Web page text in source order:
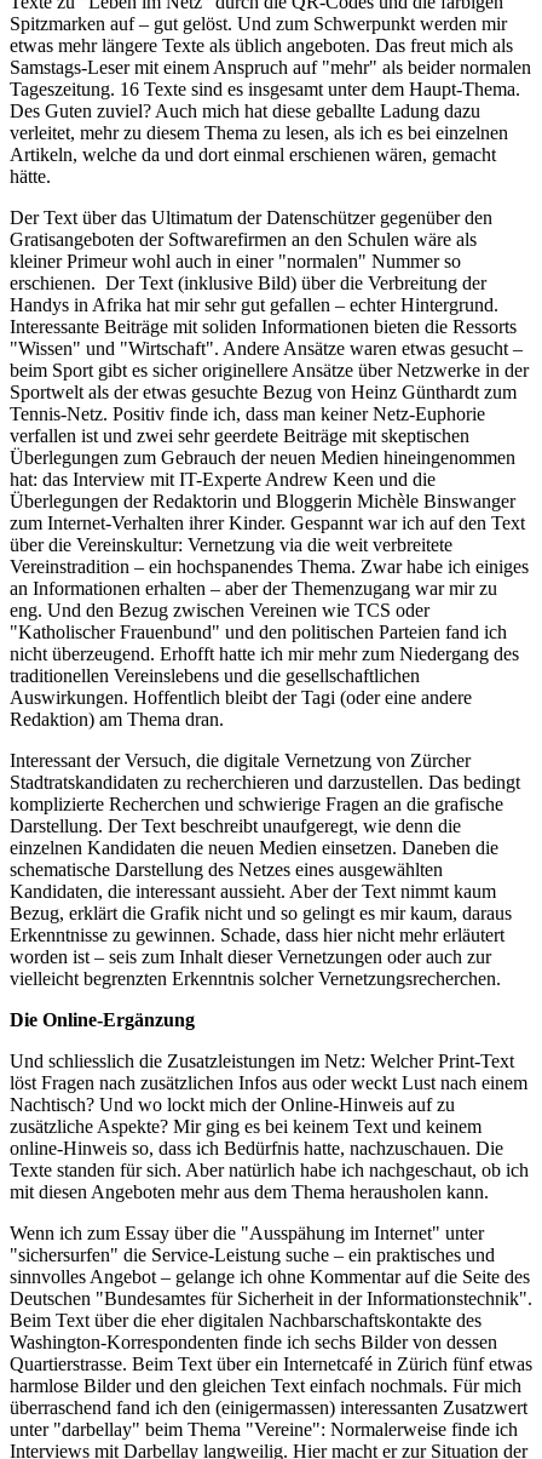
Spitzmarken auf – gut gelöst. Und zum Schwerpunkt werden mir
etwas mehr längere Texte als üblich angeboten. Das freut mich als
Samstags-Leser mit einem Anspruch auf "mehr" als beider normalen
Tageszeitung. 16 Texte sind es insgesamt unter dem Haupt-Thema.
Des Guten zuviel? Auch mich hat diese geballte Ladung dazu
verleitet, mehr zu diesem Thema zu lesen, als ich es bei einzelnen
Artikeln, welche da und dort einmal erschienen wären, gemacht
hätte.
Der Text über das Ultimatum der Datenschützer gegenüber den
Gratisangeboten der Softwarefirmen an den Schulen wäre als
kleiner Primeur wohl auch in einer "normalen" Nummer so
erschienen. Der Text (inklusive Bild) über die Verbreitung der
Handys in Afrika hat mir sehr gut gefallen – echter Hintergrund.
Interessante Beiträge mit soliden Informationen bieten die Ressorts
"Wissen" und "Wirtschaft". Andere Ansätze waren etwas gesucht –
beim Sport gibt es sicher originellere Ansätze über Netzwerke in der
Sportwelt als der etwas gesuchte Bezug von Heinz Günthardt zum
Tennis-Netz. Positiv finde ich, dass man keiner Netz-Euphorie
verfallen ist und zwei sehr geerdete Beiträge mit skeptischen
Überlegungen zum Gebrauch der neuen Medien hineingenommen
hat: das Interview mit IT-Experte Andrew Keen und die
Überlegungen der Redaktorin und Bloggerin Michèle Binswanger
zum Internet-Verhalten ihrer Kinder. Gespannt war ich auf den Text
über die Vereinskultur: Vernetzung via die weit verbreitete
Vereinstradition – ein hochspanendes Thema. Zwar habe ich einiges
an Informationen erhalten – aber der Themenzugang war mir zu
eng. Und den Bezug zwischen Vereinen wie TCS oder
"Katholischer Frauenbund" und den politischen Parteien fand ich
nicht überzeugend. Erhofft hatte ich mir mehr zum Niedergang des
traditionellen Vereinslebens und die gesellschaftlichen
Auswirkungen. Hoffentlich bleibt der Tagi (oder eine andere
Redaktion) am Thema dran.
Interessant der Versuch, die digitale Vernetzung von Zürcher
Stadtratskandidaten zu recherchieren und darzustellen. Das bedingt
komplizierte Recherchen und schwierige Fragen an die grafische
Darstellung. Der Text beschreibt unaufgeregt, wie denn die
einzelnen Kandidaten die neuen Medien einsetzen. Daneben die
schematische Darstellung des Netzes eines ausgewählten
Kandidaten, die interessant aussieht. Aber der Text nimmt kaum
Bezug, erklärt die Grafik nicht und so gelingt es mir kaum, daraus
Erkenntnisse zu gewinnen. Schade, dass hier nicht mehr erläutert
worden ist – seis zum Inhalt dieser Vernetzungen oder auch zur
vielleicht begrenzten Erkenntnis solcher Vernetzungsrecherchen.
Die Online-Ergänzung
Und schliesslich die Zusatzleistungen im Netz: Welcher Print-Text
löst Fragen nach zusätzlichen Infos aus oder weckt Lust nach einem
Nachtisch? Und wo lockt mich der Online-Hinweis auf zu
zusätzliche Aspekte? Mir ging es bei keinem Text und keinem
online-Hinweis so, dass ich Bedürfnis hatte, nachzuschauen. Die
Texte standen für sich. Aber natürlich habe ich nachgeschaut, ob ich
mit diesen Angeboten mehr aus dem Thema herausholen kann.
Wenn ich zum Essay über die "Ausspähung im Internet" unter
"sichersurfen" die Service-Leistung suche – ein praktisches und
sinnvolles Angebot – gelange ich ohne Kommentar auf die Seite des
Deutschen "Bundesamtes für Sicherheit in der Informationstechnik".
Beim Text über die eher digitalen Nachbarschaftskontakte des
Washington-Korrespondenten finde ich sechs Bilder von dessen
Quartierstrasse. Beim Text über ein Internetcafé in Zürich fünf etwas
harmlose Bilder und den gleichen Text einfach nochmals. Für mich
überraschend fand ich den (einigermassen) interessanten Zusatzwert
unter "darbellay" beim Thema "Vereine": Normalerweise finde ich
Interviews mit Darbellay langweilig. Hier macht er zur Situation der